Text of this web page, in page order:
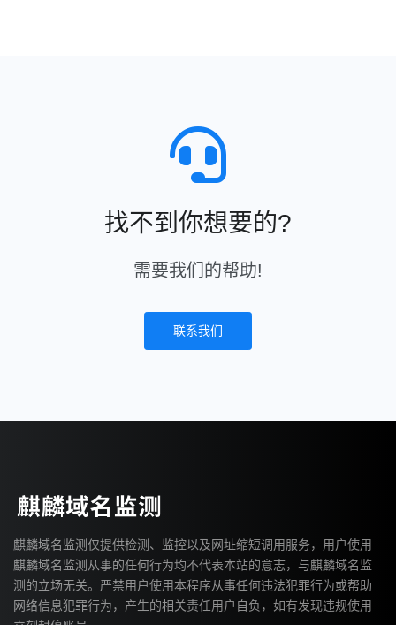
找不到你想要的?
需要我们的帮助!
联系我们
麒麟域名监测仅提供检测、监控以及网址缩短调用服务，用户使用
麒麟域名监测从事的任何行为均不代表本站的意志，与麒麟域名监
测的立场无关。严禁用户使用本程序从事任何违法犯罪行为或帮助
网络信息犯罪行为，产生的相关责任用户自负，如有发现违规使用